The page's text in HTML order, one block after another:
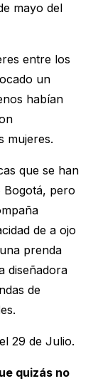
mayo del
entre los
un
habían
mujeres.
que se han
Bogotá, pero
de a ojo
prenda
diseñadora
de
29 de Julio.
quizás no